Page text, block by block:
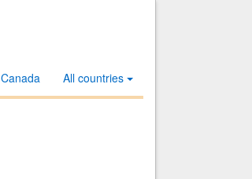
All countries
Canada